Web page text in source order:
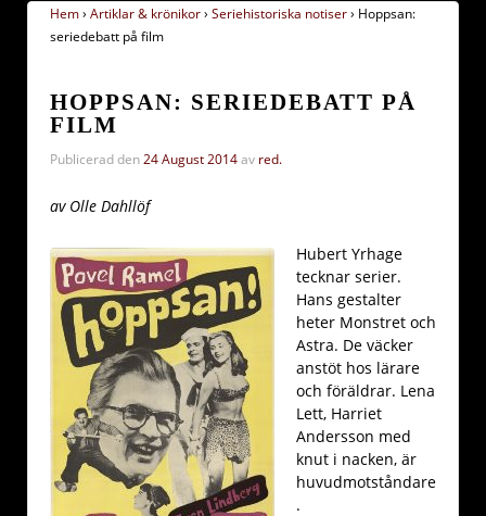
Hem› Artiklar & krönikor› Seriehistoriska notiser› Hoppsan:
seriedebatt på film
HOPPSAN: SERIEDEBATT PÅ
FILM
Publicerad den24 August 2014av red.
av Olle Dahllöf
Hubert Yrhage
tecknar serier.
Hans gestalter
heter Monstret och
Astra. De väcker
anstöt hos lärare
och föräldrar. Lena
Lett, Harriet
Andersson med
knut i nacken, är
huvudmotståndare
.